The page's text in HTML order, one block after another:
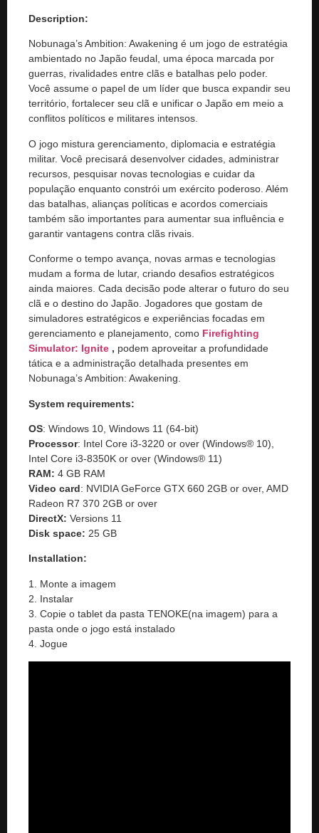
Description:
Nobunaga’s Ambition: Awakening é um jogo de estratégia
ambientado no Japão feudal, uma época marcada por
guerras, rivalidades entre clãs e batalhas pelo poder.
Você assume o papel de um líder que busca expandir seu
território, fortalecer seu clã e unificar o Japão em meio a
conflitos políticos e militares intensos.
O jogo mistura gerenciamento, diplomacia e estratégia
militar. Você precisará desenvolver cidades, administrar
recursos, pesquisar novas tecnologias e cuidar da
população enquanto constrói um exército poderoso. Além
das batalhas, alianças políticas e acordos comerciais
também são importantes para aumentar sua influência e
garantir vantagens contra clãs rivais.
Conforme o tempo avança, novas armas e tecnologias
mudam a forma de lutar, criando desafios estratégicos
ainda maiores. Cada decisão pode alterar o futuro do seu
clã e o destino do Japão. Jogadores que gostam de
simuladores estratégicos e experiências focadas em
gerenciamento e planejamento, como Firefighting
Simulator: Ignite , podem aproveitar a profundidade
tática e a administração detalhada presentes em
Nobunaga’s Ambition: Awakening.
System requirements:
OS: Windows 10, Windows 11 (64-bit)
Processor: Intel Core i3-3220 or over (Windows® 10),
Intel Core i3-8350K or over (Windows® 11)
RAM: 4 GB RAM
Video card: NVIDIA GeForce GTX 660 2GB or over, AMD
Radeon R7 370 2GB or over
DirectX: Versions 11
Disk space: 25 GB
Installation:
1. Monte a imagem
2. Instalar
3. Copie o tablet da pasta TENOKE(na imagem) para a
pasta onde o jogo está instalado
4. Jogue